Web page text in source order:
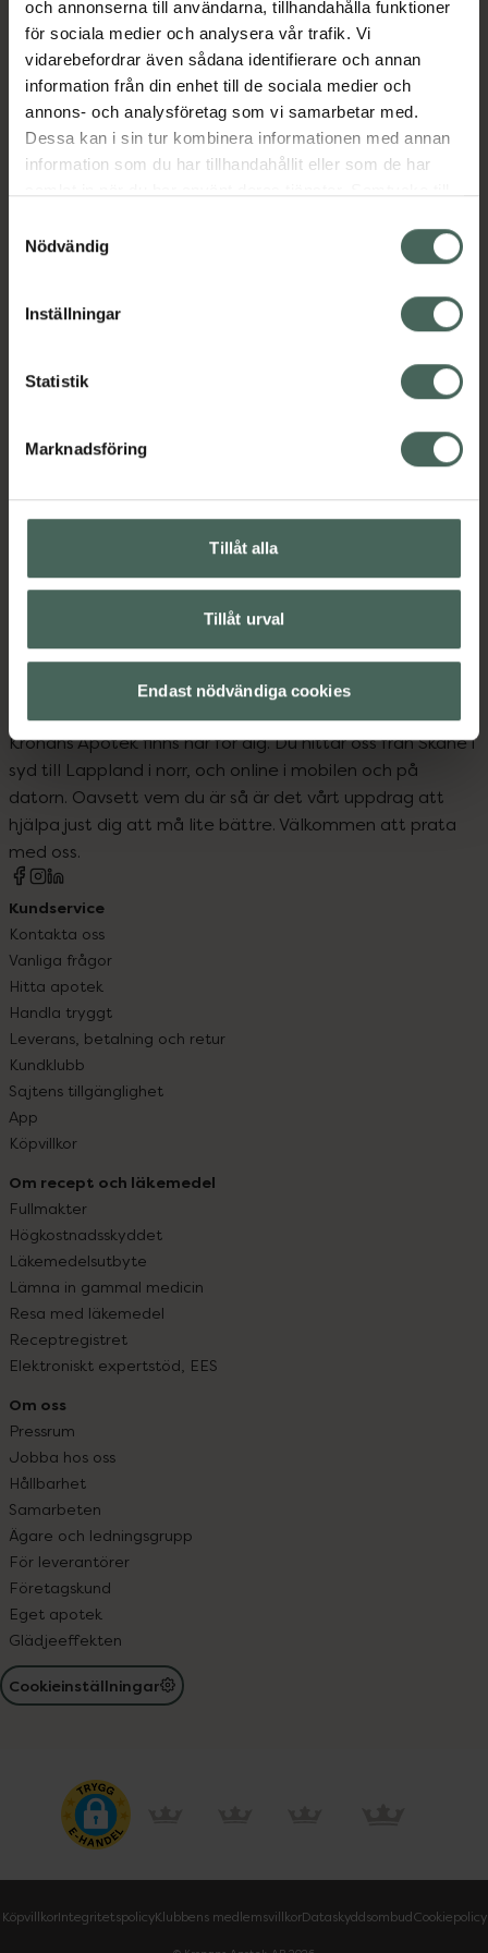
och annonserna till användarna, tillhandahålla funktioner
för sociala medier och analysera vår trafik. Vi
vidarebefordrar även sådana identifierare och annan
information från din enhet till de sociala medier och
annons- och analysföretag som vi samarbetar med.
Dessa kan i sin tur kombinera informationen med annan
information som du har tillhandahållit eller som de har
återkalla ditt samtycke via webbplatsens
cookieinställningar. Ett återkallat samtycke påverkar inte
lagligheten av behandling som skett innan återkallelsen.
Nödvändig
Inställningar
Statistik
Marknadsföring
Tillåt alla
Tillåt urval
Endast nödvändiga cookies
Junior: 21-27 cm, 8.3-10.6 inch
S/M: 27-35 cm, 10.6-13.8 inch
L/XL: 35-43 cm, 13.8-16.9 inch
Jämförpris 209 kr/st
EAN:07333193005945
Motion och hälsa
Innehåll Visa
Instruktioner Visa
Upptäck flera produkter inom
Skydd och ledstöd
Kronans Apotek finns här för dig. Du hittar oss från Skåne i
syd till Lappland i norr, och online i mobilen och på
datorn. Oavsett vem du är så är det vårt uppdrag att
hjälpa just dig att må lite bättre. Välkommen att prata
med oss.
Kundservice
Kontakta oss
Vanliga frågor
Hitta apotek
Handla tryggt
Leverans, betalning och retur
Kundklubb
Sajtens tillgänglighet
App
Köpvillkor
Om recept och läkemedel
Fullmakter
Högkostnadsskyddet
Läkemedelsutbyte
Lämna in gammal medicin
Resa med läkemedel
Receptregistret
Elektroniskt expertstöd, EES
Om oss
Pressrum
Jobba hos oss
Hållbarhet
Samarbeten
Ägare och ledningsgrupp
För leverantörer
Företagskund
Eget apotek
Glädjeeffekten
Cookieinställningar
KöpvillkorIntegritetspolicyKlubbens medlemsvillkorDataskyddsombudCookiepolicy